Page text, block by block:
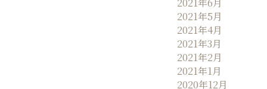
2021年6月
2021年5月
2021年4月
2021年3月
2021年2月
2021年1月
2020年12月